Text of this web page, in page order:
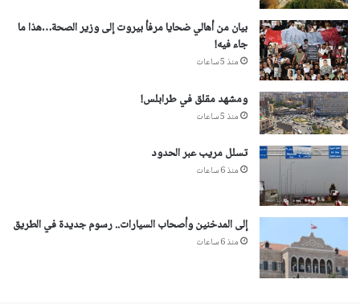
بيان من أهالي ضحايا مرفأ بيروت إلى وزير الصحة…هذا ما
جاء فيه!
منذ 5 ساعات
ومشهد مقلق في طرابلس!
منذ 5 ساعات
تسلل مريب عبر الحدود
منذ 6 ساعات
إلى المدخنين وأصحاب السيارات.. رسوم جديدة في الطريق
منذ 6 ساعات